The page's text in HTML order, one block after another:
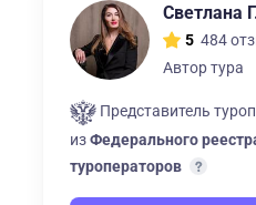
Светлана
5 484
Автор тура
Представитель
изФедерального
туроператоров